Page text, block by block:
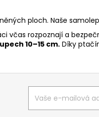
ploch. Naše
včas rozpoznají a
10–15 cm.Díky